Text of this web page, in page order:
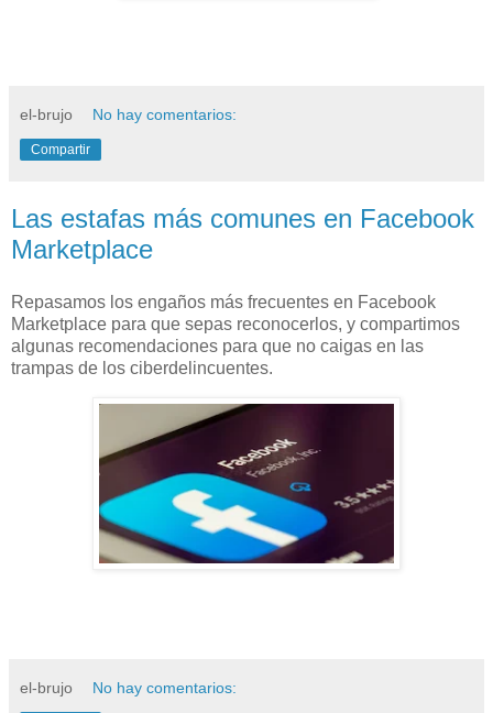
el-brujo No hay comentarios:
Compartir
Las estafas más comunes en Facebook
Marketplace
Repasamos los engaños más frecuentes en Facebook
Marketplace para que sepas reconocerlos, y compartimos
algunas recomendaciones para que no caigas en las
trampas de los ciberdelincuentes.
el-brujo No hay comentarios: